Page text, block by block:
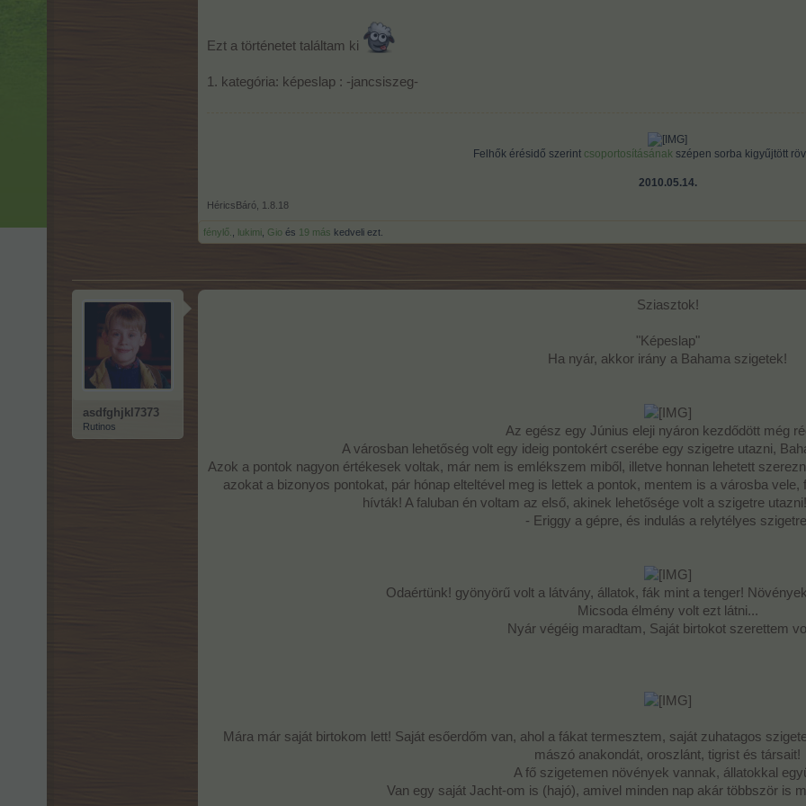
A két pályázatot két külön hozzászólásban várjuk. A hozzászólásba írjátok bele a farmneveteket és tüntessétek fel mely
nem kérjük.)
A játékban a Bigpoint Gmbh. csapat tagjai is részt vehetnek.
2018. augusztus 14.
Nyeremények:
1db Pálcikahegyező műhely 4.szint: rózsaszín
1db Pandakuckó 4.szint: rózsaszín
2. helyezett:
1db Szőnyegcsomózó 4.szint: rózsaszín
1db Tevekarám 4.szint: rózsaszín
3. helyezett:
Ezt a történetet találtam ki
1. kategória: képeslap : -jancsiszeg-
Felhők érésidő szerint csoportosításának szépen sorba kigyűjtött
2010.05.14.
HéricsBáró 1.8.18
fénylő. lukimi Gio és 19 más kedveli ezt.
asdfghjkl7373
Rutinos
Sziasztok!​
"Képeslap"
Ha nyár, akkor irány a Bahama szigetek!
Az egész egy Június eleji nyáron kezdődött még
A városban lehetőség volt egy ideig pontokért cserébe egy szigetre utazni,
Azok a pontok nagyon értékesek voltak, már nem is emlékszem miből, illetve honnan lehetett
azokat a bizonyos pontokat, pár hónap elteltével meg is lettek a pontok, mentem is a városba
hívták! A faluban én voltam az első, akinek lehetősége volt a szigetre
- Eriggy a gépre, és indulás a relytélyes
Odaértünk! gyönyörű volt a látvány, állatok, fák mint a tenger!
Micsoda élmény volt ezt látni...
Nyár végéig maradtam, Saját birtokot szerettem
Mára már saját birtokom lett! Saját esőerdőm van, ahol a fákat termesztem, saját zuhatagos
mászó anakondát, oroszlánt, tigrist és társait!
A fő szigetemen növények vannak, állatokkal
Van egy saját Jacht-om is (hajó), amivel minden nap akár többször is